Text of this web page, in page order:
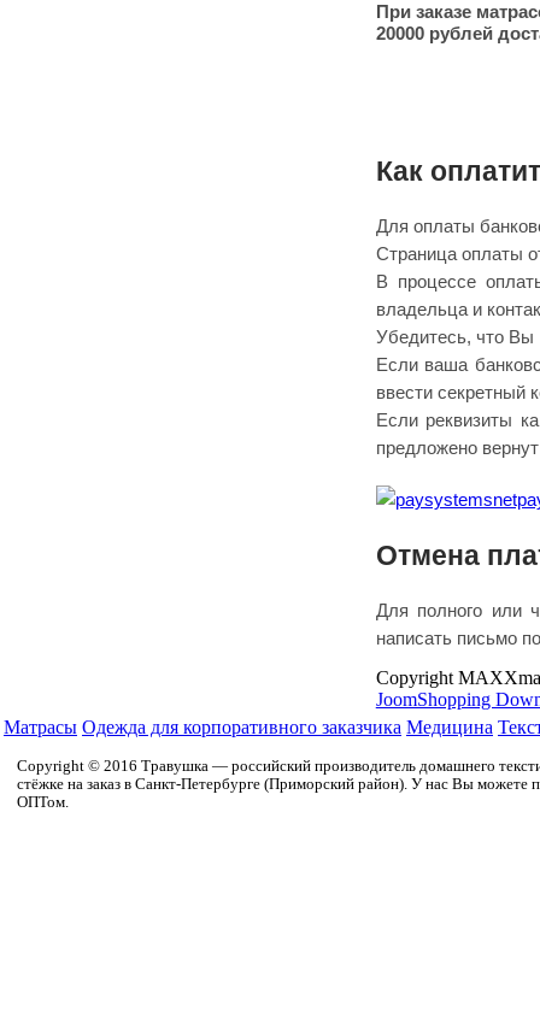
При заказе
20000 рублей
Как
Для оплаты
Страница оплаты
В процессе
владельца и
Убедитесь, что Вы
Если ваша
ввести секретный
Если реквизиты
предложено
Отмена
Для полного или
написать письмо
Copyright
JoomShopping
Матрасы Одежда для корпоративного заказчика Медицина
Copyright © 2016 Травушка — российский производитель домашнего
стёжке на заказ в Санкт-Петербурге (Приморский район). У нас Вы можете
ОПТом.